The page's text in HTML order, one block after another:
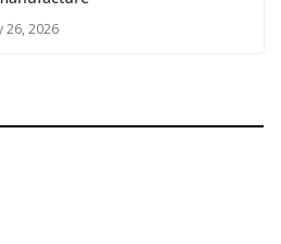
26, 2026